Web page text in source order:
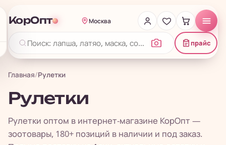
КорОпт Москва
прайс
Главная/Рулетки
Рулетки
Рулетки оптом в интернет-магазине КорОпт —
зоотовары, 180+ позиций в наличии и под заказ.